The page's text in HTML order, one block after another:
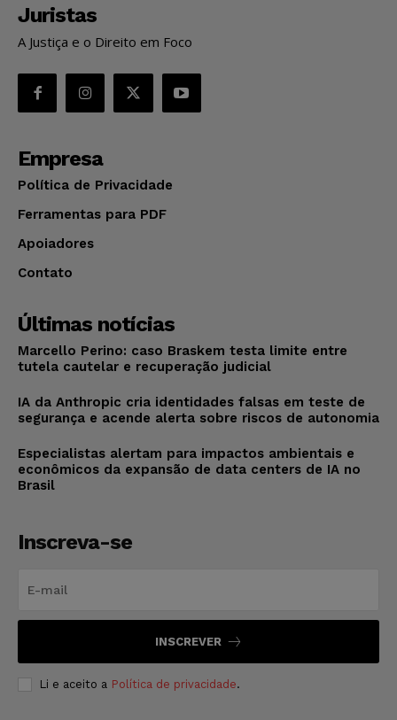
Juristas
A Justiça e o Direito em Foco
Empresa
Política de Privacidade
Ferramentas para PDF
Apoiadores
Contato
Últimas notícias
Marcello Perino: caso Braskem testa limite entre
tutela cautelar e recuperação judicial
IA da Anthropic cria identidades falsas em teste de
segurança e acende alerta sobre riscos de autonomia
Especialistas alertam para impactos ambientais e
econômicos da expansão de data centers de IA no
Brasil
Inscreva-se
INSCREVER
Li e aceito a Política de privacidade.